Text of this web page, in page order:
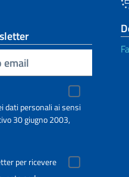
dati personali ai sensi
30 giugno 2003,
per ricevere